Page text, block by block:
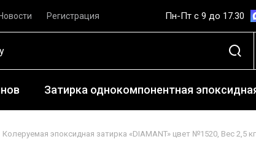
Регистрация Пн-Пт с 9 до 17.30
Затирка однокомпонентная
Колеруемая эпоксидная затирка «DIAMANT» цвет №1520, Вес 2,5 кг